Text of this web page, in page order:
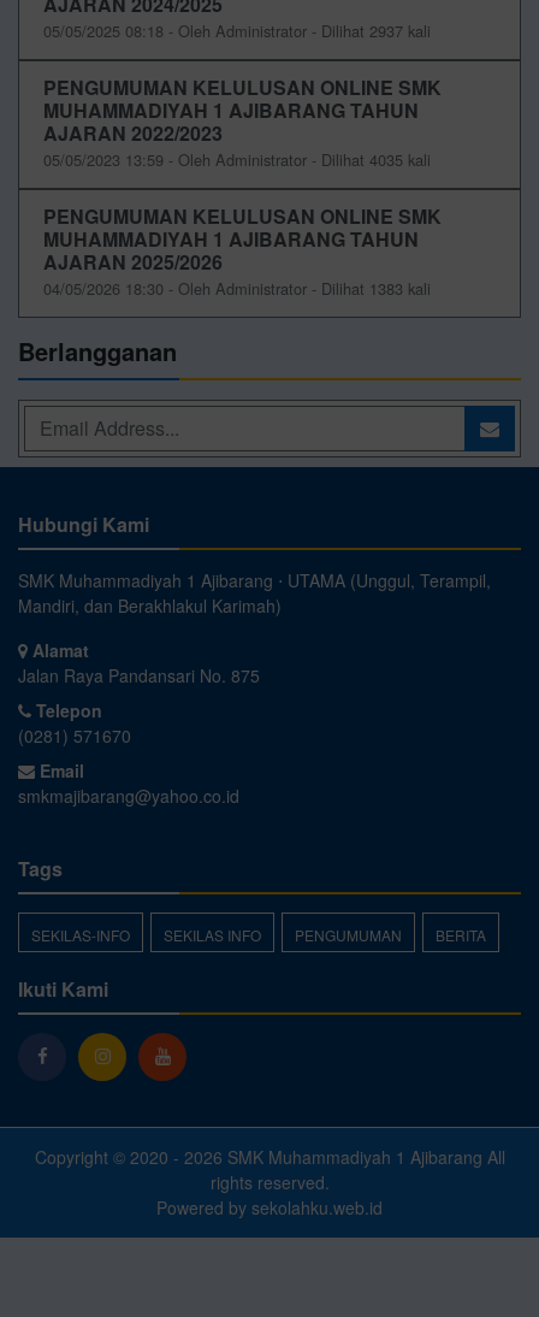
05/05/2025 08:18 - Oleh Administrator - Dilihat 2937 kali
PENGUMUMAN KELULUSAN ONLINE SMK
MUHAMMADIYAH 1 AJIBARANG TAHUN
AJARAN 2022/2023
05/05/2023 13:59 - Oleh Administrator - Dilihat 4035 kali
PENGUMUMAN KELULUSAN ONLINE SMK
MUHAMMADIYAH 1 AJIBARANG TAHUN
AJARAN 2025/2026
04/05/2026 18:30 - Oleh Administrator - Dilihat 1383 kali
Berlangganan
Hubungi Kami
SMK Muhammadiyah 1 Ajibarang ⋅ UTAMA (Unggul, Terampil,
Mandiri, dan Berakhlakul Karimah)
Alamat
Jalan Raya Pandansari No. 875
Telepon
(0281) 571670
Email
smkmajibarang@yahoo.co.id
Tags
SEKILAS-INFO SEKILAS INFO PENGUMUMAN BERITA
Ikuti Kami
Copyright © 2020 - 2026 SMK Muhammadiyah 1 Ajibarang All
rights reserved.
Powered by sekolahku.web.id